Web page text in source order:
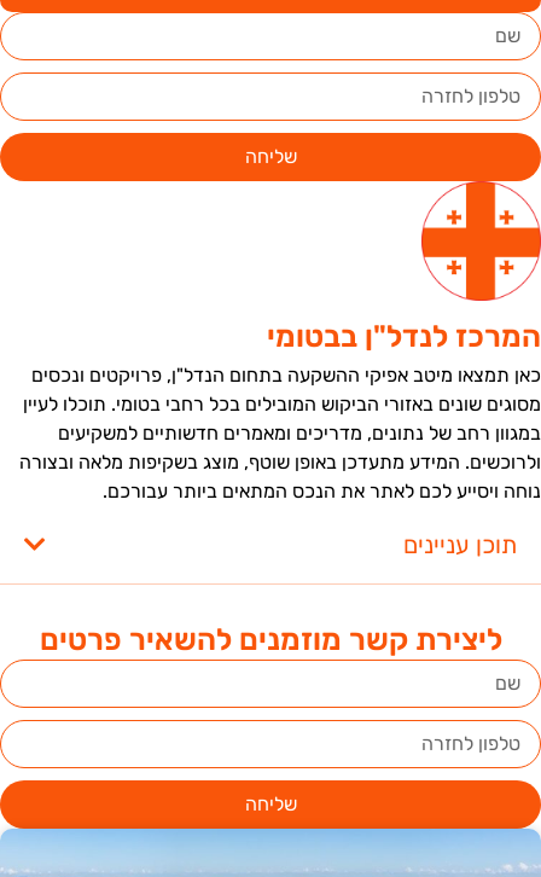
ליצירת קשר מוזמנים להשאיר פרטים
שליחה
שליחה
לנדל"ן בבטומי
תמצאו מיטב אפיקי ההשקעה בתחום הנדל"ן, פרויקטים ונכסים
שונים באזורי הביקוש המובילים בכל רחבי בטומי. תוכלו לעיין
רחב של נתונים, מדריכים ומאמרים חדשותיים למשקיעים
המידע מתעדכן באופן שוטף, מוצג בשקיפות מלאה ובצורה
ויסייע לכם לאתר את הנכס המתאים ביותר עבורכם.
תוכן עניינים